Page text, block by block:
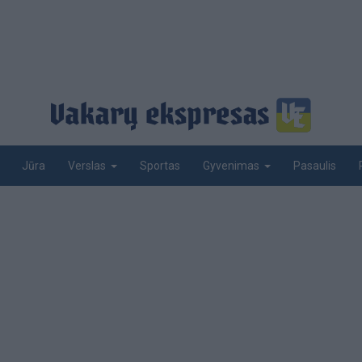
Jūra Verslas Sportas Gyvenimas Pasaulis